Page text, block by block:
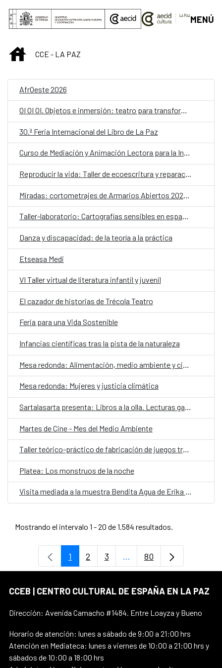
Saltar al contenido principal
MENÚ
INICIOCCE - LA PAZ
AfrOeste 2026
OI OI OI. Objetos e inmersión: teatro para transformar la escuela
30.ª Feria Internacional del Libro de La Paz
Curso de Mediación y Animación Lectora para la Infancia – Lectores sin Frontera
Reproducir la vida: Taller de ecoescritura y reparación
Taller-laboratorio: Cartografías sensibles en espacios públicos
Danza y discapacidad: de la teoría a la práctica
Etseasa Medi
VI Taller virtual de literatura infantil y juvenil
El cazador de historias de Trécola Teatro
Feria para una Vida Sostenible
Infancias científicas tras la pista de la naturaleza
Mesa redonda: Mujeres y justicia climática
Sartalasarta presenta: Libros a la olla. Lecturas gastronómicas a domicilio
Martes de Cine - Mes del Medio Ambiente
Taller teórico-práctico de fabricación de juegos tradicionales
Platea: Los monstruos de la noche
Visita mediada a la muestra Bendita Agua de Erika Ewel
Mostrando el intervalo 1 - 20 de 1.584 resultados.
Página
1 Página
2 Página
3 ...Páginas intermedias
Página
80
CCEB | CENTRO CULTURAL DE ESPAÑA EN LA PAZ
Dirección: Avenida Camacho #1484. Entre Loayza y Bueno
Horario de atención: lunes a sábado de 9:00 a 21:00 hrs
Atención en Mediateca: lunes a viernes de 10:00 a 21:00 hrs y
sábados de 10:00 a 18:00 hrs